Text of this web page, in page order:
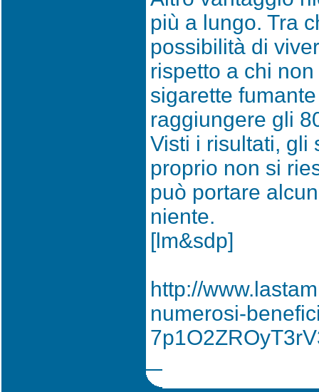
più a lungo. Tra
possibilità di
rispetto a chi
sigarette
raggiungere gli
Visti i risultati, gli
proprio non si
può portare
niente.
[lm&sdp]
http://
numerosi-